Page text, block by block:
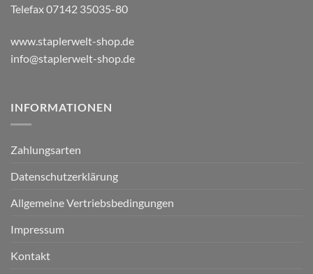
Telefax 07142 35035-80
www.staplerwelt-shop.de
info@staplerwelt-shop.de
INFORMATIONEN
Zahlungsarten
Datenschutzerklärung
Allgemeine Vertriebsbedingungen
Impressum
Kontakt